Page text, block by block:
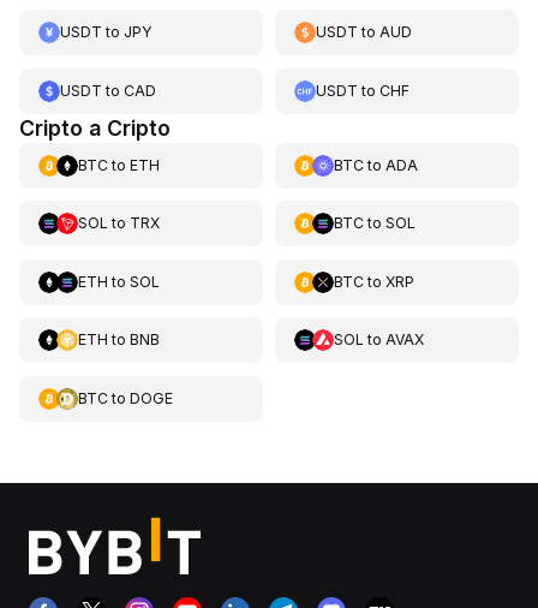
USDT to JPY USDT toAUD
USDT to CAD USDT toCHF
Cripto a Cripto
BTCto ETH BTCto ADA
SOL to TRX BTCto SOL
ETH to SOL BTCto XRP
ETH to BNB SOL to AVAX
BTCto DOGE